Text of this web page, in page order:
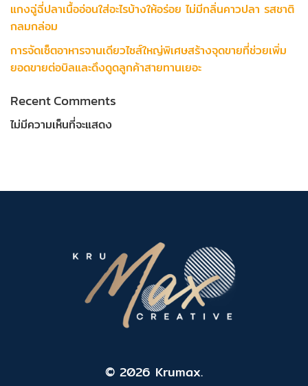
แกงฉู่ฉี่ปลาเนื้ออ่อนใส่อะไรบ้างให้อร่อย ไม่มีกลิ่นคาวปลา รสชาติ
กลมกล่อม
การจัดเซ็ตอาหารจานเดียวไซส์ใหญ่พิเศษสร้างจุดขายที่ช่วยเพิ่ม
ยอดขายต่อบิลและดึงดูดลูกค้าสายทานเยอะ
Recent Comments
ไม่มีความเห็นที่จะแสดง
© 2026 Krumax.